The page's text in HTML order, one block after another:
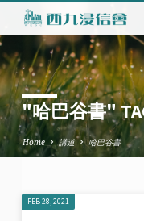
"哈巴谷書"
Home 講道 哈巴谷書
FEB 28, 2021